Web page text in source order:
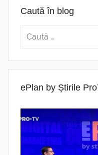
Caută în blog
ePlan by Știrile